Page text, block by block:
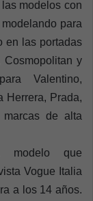
modelos con
para
en las portadas
y
Valentino,
Herrera, Prada,
de alta
que
Vogue Italia
a los 14 años.